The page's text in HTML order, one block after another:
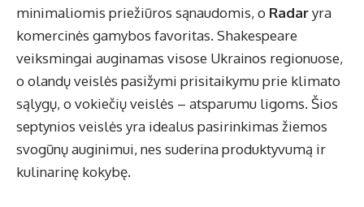
minimaliomis priežiūros sąnaudomis, o Radaryra
komercinės gamybos favoritas. Shakespeare
veiksmingai auginamas visose Ukrainos regionuose,
o olandų veislės pasižymi prisitaikymu prie klimato
sąlygų, o vokiečių veislės – atsparumu ligoms. Šios
septynios veislės yra idealus pasirinkimas žiemos
svogūnų auginimui, nes suderina produktyvumą ir
kulinarinę kokybę.